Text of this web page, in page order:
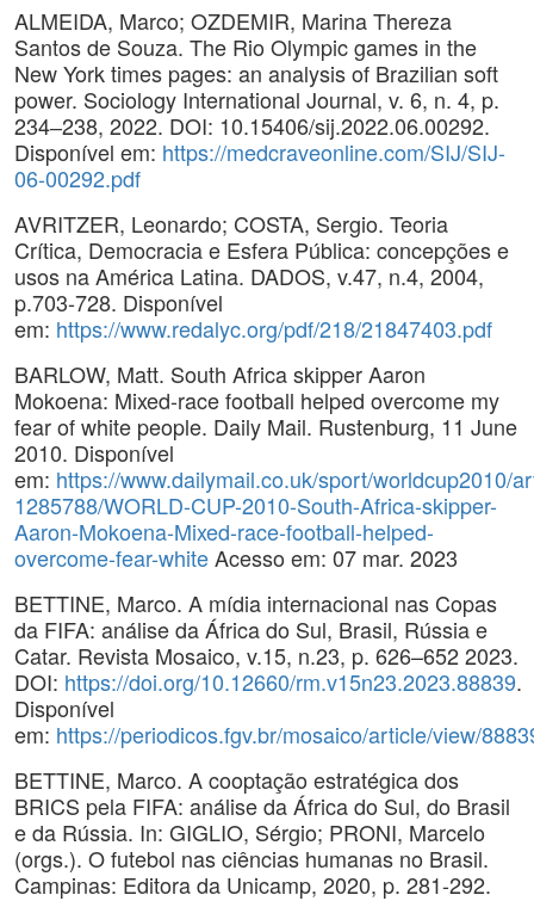
ALMEIDA, Marco; OZDEMIR, Marina Thereza
Santos de Souza. The Rio Olympic games in the
New York times pages: an analysis of Brazilian soft
power. Sociology International Journal, v. 6, n. 4, p.
234‒238, 2022. DOI: 10.15406/sij.2022.06.00292.
Disponível em: https://medcraveonline.com/SIJ/SIJ-
06-00292.pdf
AVRITZER, Leonardo; COSTA, Sergio. Teoria
Crítica, Democracia e Esfera Pública: concepções e
usos na América Latina. DADOS, v.47, n.4, 2004,
p.703-728. Disponível
em: https://www.redalyc.org/pdf/218/21847403.pdf
BARLOW, Matt. South Africa skipper Aaron
Mokoena: Mixed-race football helped overcome my
fear of white people. Daily Mail. Rustenburg, 11 June
2010. Disponível
em: https://www.dailymail.co.uk/sport/worldcup2010/
1285788/WORLD-CUP-2010-South-Africa-skipper-
Aaron-Mokoena-Mixed-race-football-helped-
overcome-fear-whiteAcesso em: 07 mar. 2023
BETTINE, Marco. A mídia internacional nas Copas
da FIFA: análise da África do Sul, Brasil, Rússia e
Catar. Revista Mosaico, v.15, n.23, p. 626–652 2023.
DOI: https://doi.org/10.12660/rm.v15n23.2023.88839.
Disponível
em: https://periodicos.fgv.br/mosaico/article/view/
BETTINE, Marco. A cooptação estratégica dos
BRICS pela FIFA: análise da África do Sul, do Brasil
e da Rússia. In: GIGLIO, Sérgio; PRONI, Marcelo
(orgs.). O futebol nas ciências humanas no Brasil.
Campinas: Editora da Unicamp, 2020, p. 281-292.